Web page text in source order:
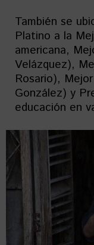
También se
Platino a la
americana,
Velázquez),
Rosario),
González) y
educación en